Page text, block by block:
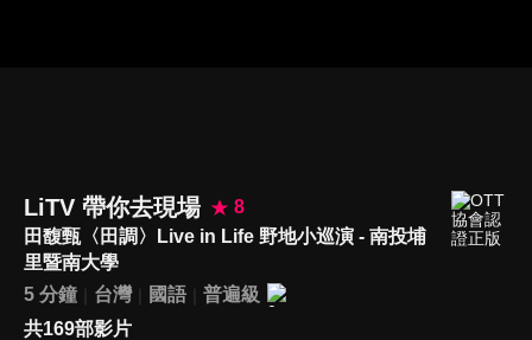
LiTV 帶你去現場
8
田馥甄〈田調〉Live in Life 野地小巡演 - 南投埔
里暨南大學
5 分鐘
台灣 國語
普遍級
共169部影片